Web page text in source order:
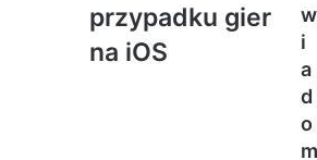
przypadku gier
na iOS
w
i
a
d
o
m